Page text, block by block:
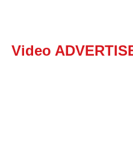
Video